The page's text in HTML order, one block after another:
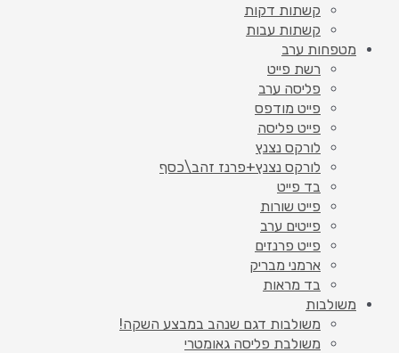
קשתות דקות
קשתות עבות
מטפחות ערב
רשת פייט
פליסה ערב
פייט מודפס
פייט פליסה
לורקס נצנץ
לורקס נצנץ+פרנז זהב\כסף
בד פייט
פייט שורות
פייטים ערב
פייט פרנזים
ארמני מבריק
בד מראות
משולבות
משולבות דגם שנהב במבצע השקה!
משולבת פליסה גאומטרי